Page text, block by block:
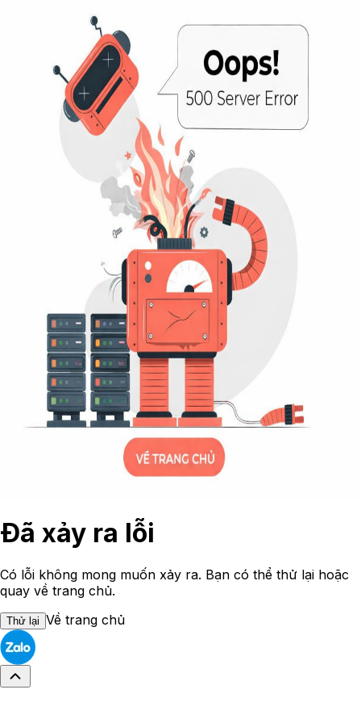
Đã xảy ra lỗi
Có lỗi không mong muốn xảy ra. Bạn có thể thử lại hoặc
quay về trang chủ.
Thử lại Về trang chủ